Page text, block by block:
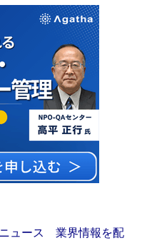
ュース 業界情報を配